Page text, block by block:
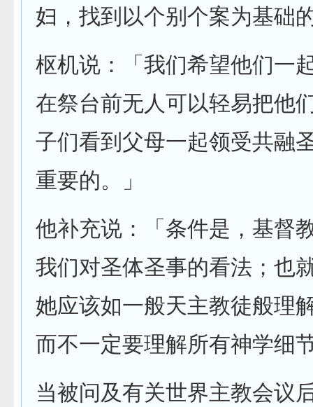
妇，找到以个别个案为基础
枢机说：「我们希望他们一
在祭台前无人可以轻易把他
子们看到父母一起领受共融
重要的。」
他补充说：「条件是，基督
我们对圣体圣事的看法；也
她应该如一般天主教徒般理
而不一定要理解所有神学细
当被问及有关世界主教会议